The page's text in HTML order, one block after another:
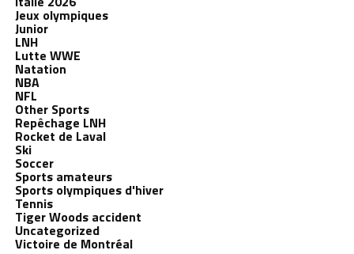
Jeux olympiques
Junior
LNH
Lutte WWE
Natation
NBA
NFL
Other Sports
Repêchage LNH
Rocket de Laval
Ski
Soccer
Sports amateurs
Sports olympiques d'hiver
Tennis
Tiger Woods accident
Uncategorized
Victoire de Montréal